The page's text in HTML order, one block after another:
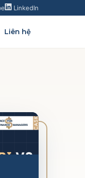
LinkedIn
Liên hệ